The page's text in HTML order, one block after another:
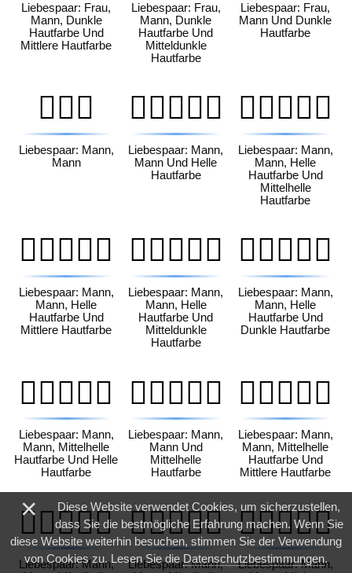
Liebespaar: Frau,
Mann, Dunkle
Hautfarbe Und
Mittlere Hautfarbe
Liebespaar: Frau,
Mann, Dunkle
Hautfarbe Und
Mitteldunkle
Hautfarbe
Liebespaar: Frau,
Mann Und Dunkle
Hautfarbe
👨‍❤️‍👨
Liebespaar: Mann,
Mann
👨🏻‍❤️‍👨🏻
Liebespaar: Mann,
Mann Und Helle
Hautfarbe
👨🏻‍❤️‍👨🏼
Liebespaar: Mann,
Mann, Helle
Hautfarbe Und
Mittelhelle
Hautfarbe
👨🏻‍❤️‍👨🏽
Liebespaar: Mann,
Mann, Helle
Hautfarbe Und
Mittlere Hautfarbe
👨🏻‍❤️‍👨🏾
Liebespaar: Mann,
Mann, Helle
Hautfarbe Und
Mitteldunkle
Hautfarbe
👨🏻‍❤️‍👨🏿
Liebespaar: Mann,
Mann, Helle
Hautfarbe Und
Dunkle Hautfarbe
👨🏼‍❤️‍👨🏻
Liebespaar: Mann,
Mann, Mittelhelle
Hautfarbe Und Helle
Hautfarbe
👨🏼‍❤️‍👨🏼
Liebespaar: Mann,
Mann Und
Mittelhelle
Hautfarbe
👨🏼‍❤️‍👨🏽
Liebespaar: Mann,
Mann, Mittelhelle
Hautfarbe Und
Mittlere Hautfarbe
👨🏼‍❤️‍👨🏾
Liebespaar: Mann,
👨🏼‍❤️‍👨🏿
Liebespaar: Mann,
👨🏽‍❤️‍👨🏻
Liebespaar: Mann,
×
Diese Website verwendet Cookies, um sicherzustellen,
dass Sie die bestmögliche Erfahrung machen. Wenn Sie
diese Website weiterhin besuchen, stimmen Sie der Verwendung
von Cookies zu. Lesen Sie die Datenschutzbestimmungen.